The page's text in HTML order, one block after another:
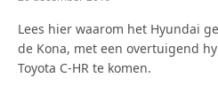
Lees hier waarom het Hyundai
de Kona, met een overtuigend
Toyota C-HR te komen.